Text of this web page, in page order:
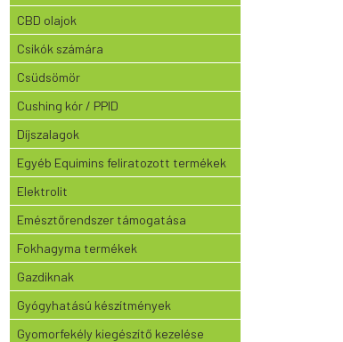
CBD olajok
Csikók számára
Csüdsömör
Cushing kór / PPID
Díjszalagok
Egyéb Equimins feliratozott termékek
Elektrolit
Emésztőrendszer támogatása
Fokhagyma termékek
Gazdiknak
Gyógyhatású készítmények
Gyomorfekély kiegészítő kezelése